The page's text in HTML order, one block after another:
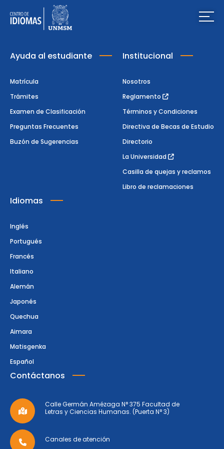
Ayuda al estudiante
Matrícula
Trámites
Examen de Clasificación
Preguntas Frecuentes
Buzón de Sugerencias
Institucional
Nosotros
Reglamento
Términos y Condiciones
Directiva de Becas de Estudio
Directorio
La Universidad
Casilla de quejas y reclamos
Libro de reclamaciones
Idiomas
Inglés
Portugués
Francés
Italiano
Alemán
Japonés
Quechua
Aimara
Matisgenka
Español
Contáctanos
Calle Germán Amézaga N° 375 Facultad de
Letras y Ciencias Humanas. (Puerta N° 3)
Canales de atención